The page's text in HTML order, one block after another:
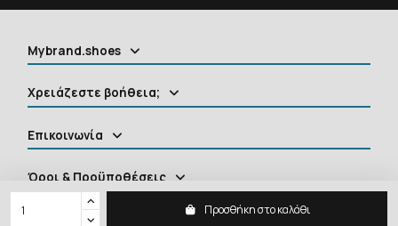
Προσθήκη στο καλάθι
Mybrand.shoes
Χρειάζεστε βοήθεια;
Επικοινωνία
Όροι & Προϋποθέσεις
Επικοινωνία